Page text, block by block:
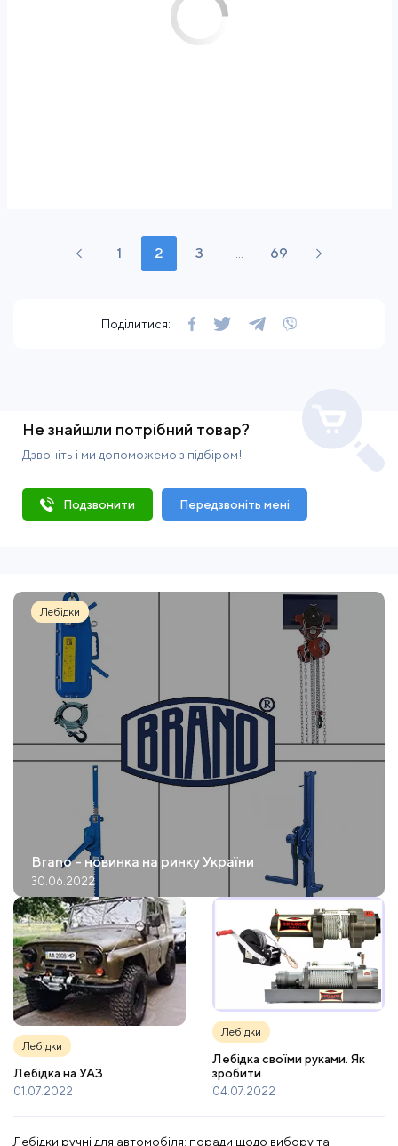
1 2 3 ... 69
Поділитися:
Не знайшли потрібний товар?
Дзвоніть і ми допоможемо з підбіром!
Подзвонити Передзвоніть мені
Лебідки
Brano - новинка на ринку України
30.06.2022
Лебідки
Лебідка на УАЗ
01.07.2022
Лебідки
Лебідка своїми руками. Як
зробити
04.07.2022
Лебідки ручні для автомобіля: поради щодо вибору та